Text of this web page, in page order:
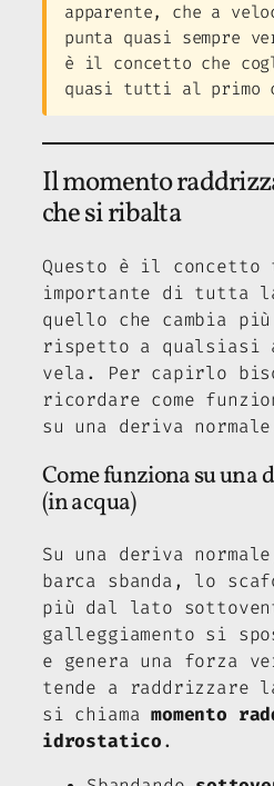
apparente, che a
punta quasi sempre
è il concetto che
quasi tutti al primo
Il momento
che si ribalta
Questo è il concetto
importante di tutta
quello che cambia
rispetto a qualsiasi
vela. Per capirlo
ricordare come
su una deriva
Come funziona su una
(in acqua)
Su una deriva
barca sbanda, lo
più dal lato
galleggiamento si
e genera una forza
tende a raddrizzare
si chiamamomento
idrostatico.